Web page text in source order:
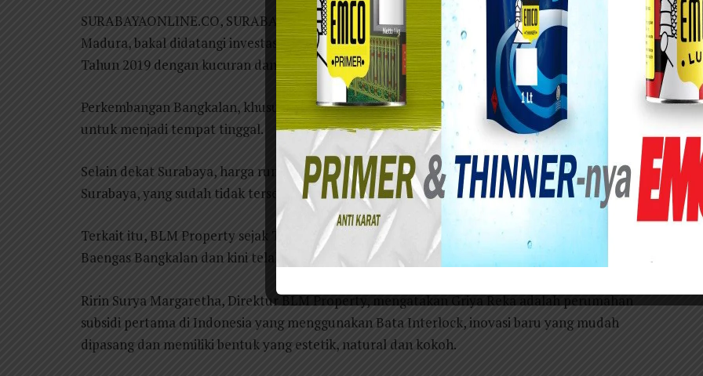
SURABAYAONLINE.CO, SURABAYA – Pembangunan ekonomi Kabupaten Bangkalan Pulau
Madura, bakal didatangi investasi dalam skala besar menyusul terbitnya Perpres Nomor 90
Tahun 2019 dengan kucuran dana Rp 46,95 triliun
Perkembangan Bangkalan, khususnya koridor Suramadu, menyebabkan wilayah ini menarik
untuk menjadi tempat tinggal.
Selain dekat Surabaya, harga rumah baru juga terjangkau. Berbeda jauh dengan di wilayah
Surabaya, yang sudah tidak tersedia rumah di kawasan regency seharga Rp 150 jutaan.
Terkait itu, BLM Property sejak Tahun 2019 membangun perumahan subsidi Griya Reka di Desa
Baengas Bangkalan dan kini telah habis terjual.
Ririn Surya Margaretha, Direktur BLM Property, mengatakan Griya Reka adalah perumahan
subsidi pertama di Indonesia yang menggunakan Bata Interlock, inovasi baru yang mudah
dipasang dan memiliki bentuk yang estetik, natural dan kokoh.